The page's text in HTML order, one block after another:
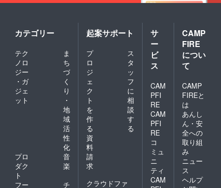
カテゴリー
テク
ノロ
ジー
・ガ
ジェ
ット
ま
ち
づ
く
り
・
地
域
活
性
化
プロ
ダク
ト
音
楽
フー
チ
起案サポート
プ
ロ
ジ
ェ
ク
ト
を
作
る
ス
タ
ッ
フ
に
相
談
す
る
資
料
請
求
クラウドファ
サ
ー
ビ
ス
CAM
PFI
RE
CAM
PFI
RE
コ
ミュ
ニ
ティ
CAM
CAMP
FIRE
につい
て
CAMP
FIREと
は
あんし
ん・安
全への
取り組
み
ニュー
ス
ヘルプ